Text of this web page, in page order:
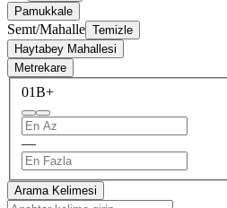
Pamukkale
Semt/Mahalle Temizle
Haytabey Mahallesi
Metrekare
01B+
—
Arama Kelimesi